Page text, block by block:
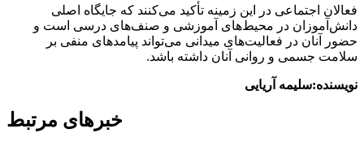
فعالان اجتماعی در این زمینه تأکید می‌کنند که جایگاه اصلی
دانش‌آموزان در محیط‌های آموزشی و صنف‌های درسی است و
حضور آنان در فعالیت‌های میدانی می‌تواند پیامدهای منفی بر
سلامت جسمی و روانی آنان داشته باشد.
نویسنده:سلیمه آریایی
خبرهای مرتبط